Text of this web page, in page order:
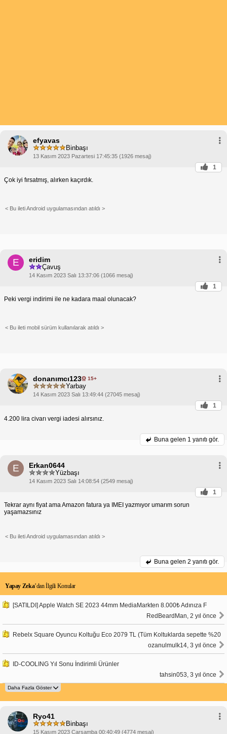
efyavas
Binbaşı
13 Kasım 2023 Pazartesi 17:45:35 (1926 mesaj)
1
Çok iyi fırsatmış, alırken kaçırdık.
< Bu ileti Android uygulamasından atıldı >
E eridim
Çavuş
14 Kasım 2023 Salı 13:37:06 (1066 mesaj)
1
Peki vergi indirimi ile ne kadara maal olunacak?
< Bu ileti mobil sürüm kullanılarak atıldı >
donanımcı123 15+
Yarbay
14 Kasım 2023 Salı 13:49:44 (27045 mesaj)
1
4.200 lira civarı vergi iadesi alırsınız.
Buna gelen 1 yanıtı gör.
E Erkan0644
Yüzbaşı
14 Kasım 2023 Salı 14:08:54 (2549 mesaj)
1
Tekrar aynı fiyat ama Amazon fatura ya IMEI yazmıyor umarım sorun
yaşamazsınız
< Bu ileti Android uygulamasından atıldı >
Buna gelen 2 yanıtı gör.
Yapay Zeka’dan İlgili Konular
[SATILDI] Apple Watch SE 2023 44mm MediaMarkten 8.000₺ Adınıza F
RedBeardMan, 2 yıl önce
Rebelx Square Oyuncu Koltuğu Eco 2079 TL (Tüm Koltuklarda sepette %20
ozanulmulk14, 3 yıl önce
ID-COOLING Yıl Sonu İndirimli Ürünler
tahsin053, 3 yıl önce
Ryo41
Binbaşı
15 Kasım 2023 Çarşamba 00:40:49 (4774 mesaj)